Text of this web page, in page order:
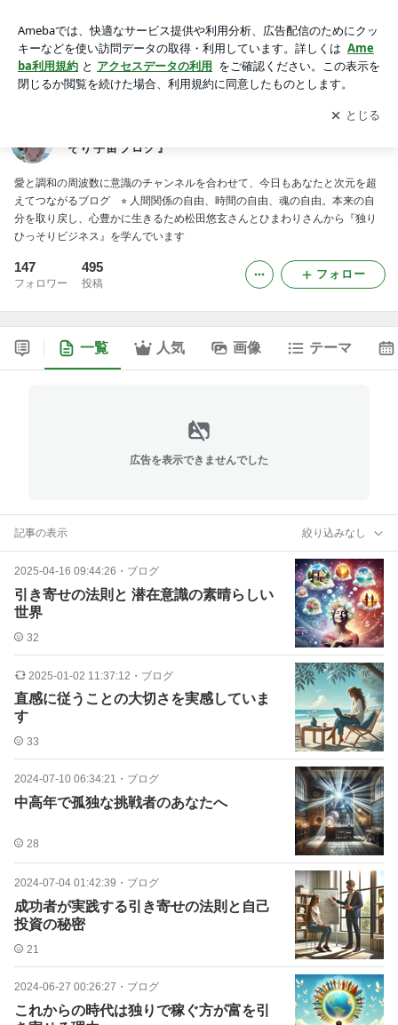
ブログ』アプリをダウンロードして ブログの更新通知
を受け取りまし
ょう。
開く
そり宇宙ブログ』
愛と調和の周波数に意識のチャンネルを合わせて、今日もあなたと次元を超
えてつながるブログ ⭐︎ 人間関係の自由、時間の自由、魂の自由。本来の自
分を取り戻し、心豊かに生きるため松田悠玄さんとひまわりさんから『独り
ひっそりビジネス』を学んでいます
147
フォロワー
495
投稿
フォロー
一覧 人気 画像 テーマ
広告を表示できませんでした
記事の表示 絞り込みなし
2025-04-16 09:44:26 ・ ブログ
引き寄せの法則と 潜在意識の素晴らしい
世界
32
2025-01-02 11:37:12 ・ ブログ
直感に従うことの大切さを実感していま
す
33
2024-07-10 06:34:21 ・ ブログ
中高年で孤独な挑戦者のあなたへ
28
2024-07-04 01:42:39 ・ ブログ
成功者が実践する引き寄せの法則と自己
投資の秘密
21
2024-06-27 00:26:27 ・ ブログ
これからの時代は独りで稼ぐ方が富を引